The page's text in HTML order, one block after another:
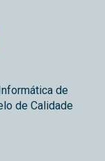
de
de Calidade